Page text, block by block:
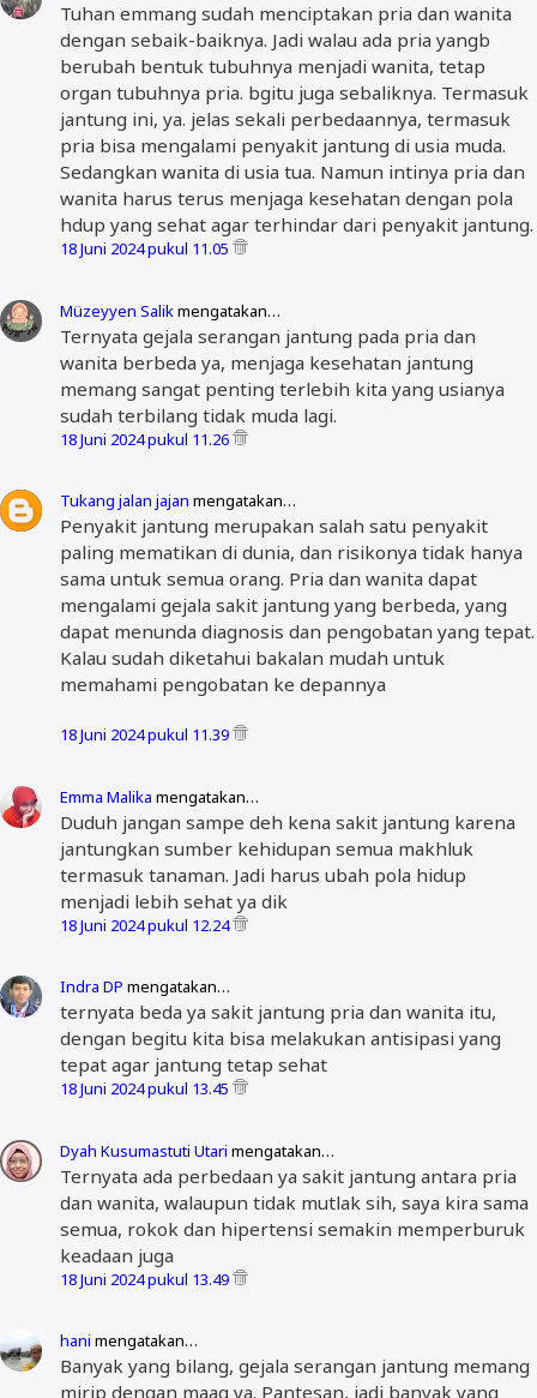
Tuhan emmang sudah menciptakan pria dan wanita
dengan sebaik-baiknya. Jadi walau ada pria yangb
berubah bentuk tubuhnya menjadi wanita, tetap
organ tubuhnya pria. bgitu juga sebaliknya. Termasuk
jantung ini, ya. jelas sekali perbedaannya, termasuk
pria bisa mengalami penyakit jantung di usia muda.
Sedangkan wanita di usia tua. Namun intinya pria dan
wanita harus terus menjaga kesehatan dengan pola
hdup yang sehat agar terhindar dari penyakit jantung.
18 Juni 2024 pukul 11.05
Müzeyyen Salikmengatakan…
Ternyata gejala serangan jantung pada pria dan
wanita berbeda ya, menjaga kesehatan jantung
memang sangat penting terlebih kita yang usianya
sudah terbilang tidak muda lagi.
18 Juni 2024 pukul 11.26
Tukang jalan jajan mengatakan…
Penyakit jantung merupakan salah satu penyakit
paling mematikan di dunia, dan risikonya tidak hanya
sama untuk semua orang. Pria dan wanita dapat
mengalami gejala sakit jantung yang berbeda, yang
dapat menunda diagnosis dan pengobatan yang tepat.
Kalau sudah diketahui bakalan mudah untuk
memahami pengobatan ke depannya
18 Juni 2024 pukul 11.39
Emma Malika mengatakan…
Duduh jangan sampe deh kena sakit jantung karena
jantungkan sumber kehidupan semua makhluk
termasuk tanaman. Jadi harus ubah pola hidup
menjadi lebih sehat ya dik
18 Juni 2024 pukul 12.24
Indra DP mengatakan…
ternyata beda ya sakit jantung pria dan wanita itu,
dengan begitu kita bisa melakukan antisipasi yang
tepat agar jantung tetap sehat
18 Juni 2024 pukul 13.45
Dyah Kusumastuti Utari mengatakan…
Ternyata ada perbedaan ya sakit jantung antara pria
dan wanita, walaupun tidak mutlak sih, saya kira sama
semua, rokok dan hipertensi semakin memperburuk
keadaan juga
18 Juni 2024 pukul 13.49
hani mengatakan…
Banyak yang bilang, gejala serangan jantung memang
mirip dengan maag ya. Pantesan, jadi banyak yang